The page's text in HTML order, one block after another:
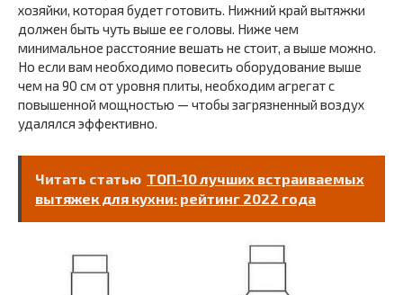
хозяйки, которая будет готовить. Нижний край вытяжки
должен быть чуть выше ее головы. Ниже чем
минимальное расстояние вешать не стоит, а выше можно.
Но если вам необходимо повесить оборудование выше
чем на 90 см от уровня плиты, необходим агрегат с
повышенной мощностью — чтобы загрязненный воздух
удалялся эффективно.
Читать статью ТОП-10 лучших встраиваемых
вытяжек для кухни: рейтинг 2022 года